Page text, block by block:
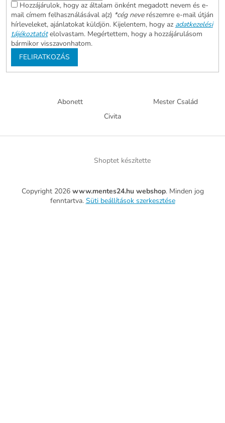
Hozzájárulok, hogy az általam önként megadott nevem és e-
mail címem felhasználásával a(z) *cég neverészemre e-mail útján
hírleveleket, ajánlatokat küldjön. Kijelentem, hogy az adatkezelési
tájékoztatót elolvastam. Megértettem, hogy a hozzájárulásom
bármikor visszavonhatom.
FELIRATKOZÁS
Abonett
Mester Család
Civita
Shoptet készítette
Copyright 2026 www.mentes24.hu webshop. Minden jog
fenntartva. Süti beállítások szerkesztése